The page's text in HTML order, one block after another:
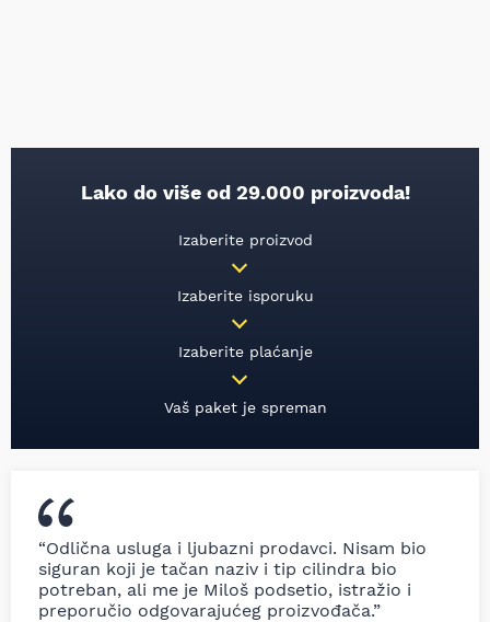
Lako do više od 29.000 proizvoda!
Izaberite proizvod
Izaberite isporuku
Izaberite plaćanje
Vaš paket je spreman
“Odlična usluga i ljubazni prodavci. Nisam bio
siguran koji je tačan naziv i tip cilindra bio
potreban, ali me je Miloš podsetio, istražio i
preporučio odgovarajućeg proizvođača.”